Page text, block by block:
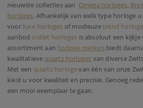
nieuwste collecties aan Omega horloges,
horloges. Afhankelijk van welk type horloge
voor luxe horloges of modieuzetrend
aanbod outlet horloges is absoluut een kijkje
assortiment aan horloge merken biedt
kwalitatieve quartz horloges van diverse
Met een quartz horlogevan één van onze
kiest u voor kwaliteit en precisie. Genoeg
een mooi exemplaar te gaan.